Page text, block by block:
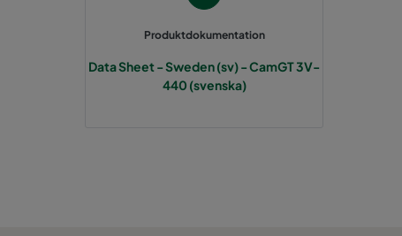
Produktdokumentation
Data Sheet - Sweden (sv) - CamGT 3V-
440 (svenska)